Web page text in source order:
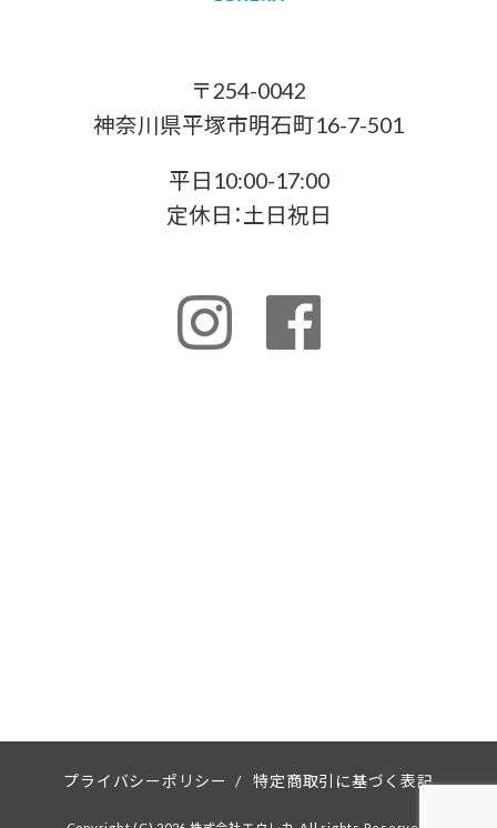
〒254-0042
神奈川県平塚市明石町16-7-501
平日10:00-17:00
定休日：土日祝日
プライバシーポリシー / 特定商取引に基づく表記